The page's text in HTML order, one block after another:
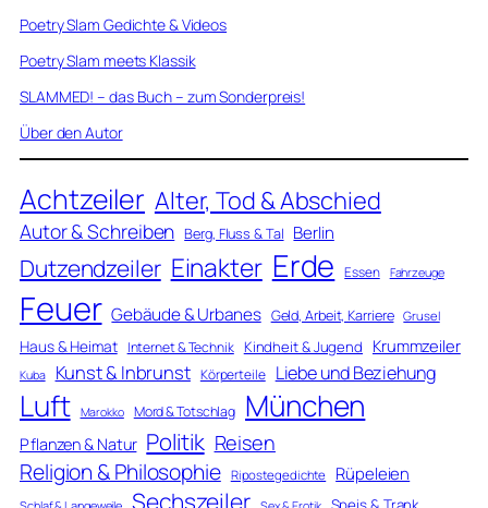
Poetry Slam Gedichte & Videos
Poetry Slam meets Klassik
SLAMMED! – das Buch – zum Sonderpreis!
Über den Autor
Achtzeiler Alter, Tod & Abschied
Autor & Schreiben Berg, Fluss & Tal Berlin
Dutzendzeiler Einakter Erde Essen Fahrzeuge
Feuer Gebäude & Urbanes Geld, Arbeit, Karriere Grusel
Haus & Heimat Internet & Technik Kindheit & Jugend Krummzeiler
Kuba Kunst & Inbrunst Körperteile Liebe und Beziehung
Luft Marokko Mord & Totschlag München
Pflanzen & Natur Politik Reisen
Religion & Philosophie Ripostegedichte Rüpeleien